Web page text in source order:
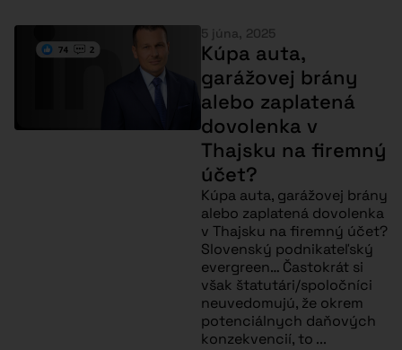
5 júna, 2025
Kúpa auta,
garážovej brány
alebo zaplatená
dovolenka v
Thajsku na firemný
účet?
Kúpa auta, garážovej brány
alebo zaplatená dovolenka
v Thajsku na firemný účet?
Slovenský podnikateľský
evergreen… Častokrát si
však štatutári/spoločníci
neuvedomujú, že okrem
potenciálnych daňových
konzekvencií, to ...